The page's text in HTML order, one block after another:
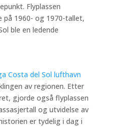
Flyplassen
på 1960- og 1970-tallet,
ble en ledende
Costa del Sol lufthavn
av regionen. Etter
gjorde også flyplassen
og utvidelse av
er tydelig i dag i